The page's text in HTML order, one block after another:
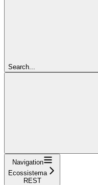
Search...
Navigation
Ecossistema
REST